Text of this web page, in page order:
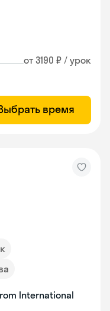
от 3190 ₽ / урок
время
International